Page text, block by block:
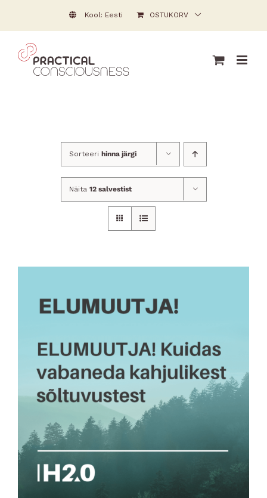
to
content
Kool: Eesti OSTUKORV
Sorteeri hinna järgi
Näita 12 salvestist